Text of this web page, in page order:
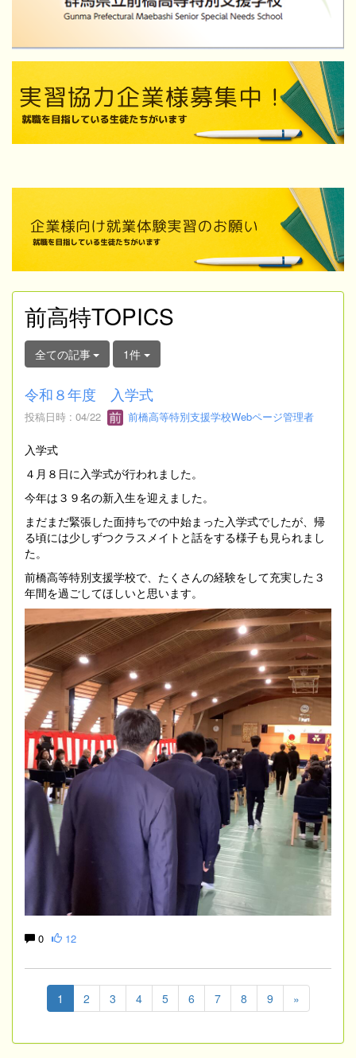
前高特TOPICS
全ての記事 1件
令和８年度 入学式
投稿日時 : 04/22 前橋高等特別支援学校Webページ管理者
入学式
４月８日に入学式が行われました。
今年は３９名の新入生を迎えました。
まだまだ緊張した面持ちでの中始まった入学式でしたが、帰
る頃には少しずつクラスメイトと話をする様子も見られまし
た。
前橋高等特別支援学校で、たくさんの経験をして充実した３
年間を過ごしてほしいと思います。
0 12
1 2 3 4 5 6 7 8 9 »